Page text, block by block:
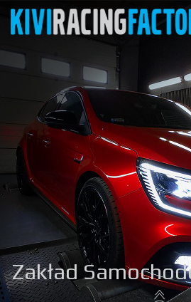
Zakład